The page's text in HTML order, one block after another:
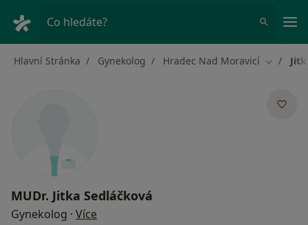
Co hledáte?
Hlavní Stránka Gynekolog Hradec Nad Moravicí Změna
MUDr. Jitka Sedláčková
Gynekolog · Více